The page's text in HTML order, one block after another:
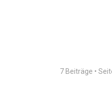
7 Beiträge •